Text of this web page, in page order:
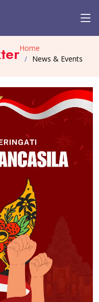
Home
News & Events